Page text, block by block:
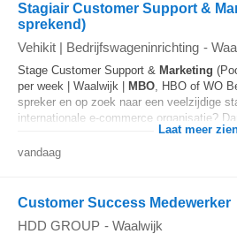
Stagiair Customer Support &
sprekend)
Vehikit | Bedrijfswageninrichting -
Stage Customer Support & Marketing
per week | Waalwijk |
MBO, HBO of WO
spreker en op zoek naar een veelzijdige
internationale e-commerce organisatie?
Laat meer
vandaag
Customer Success Medewerker
HDD GROUP - Waalwijk